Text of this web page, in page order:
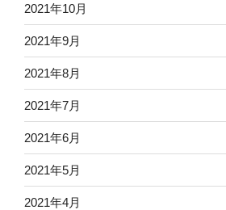
2021年10月
2021年9月
2021年8月
2021年7月
2021年6月
2021年5月
2021年4月